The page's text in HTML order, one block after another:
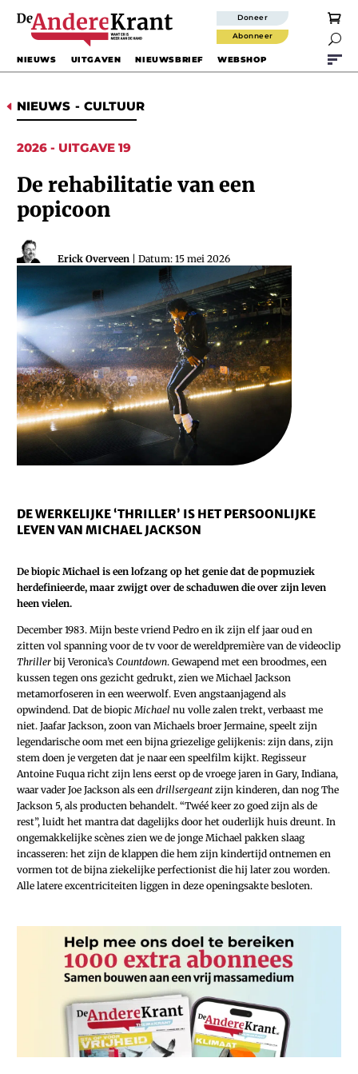
Doneer
Abonneer 
NIEUWS UITGAVEN NIEUWSBRIEF WEBSHOP
D NIEUWS - CULTUUR
2026 - UITGAVE 19
De rehabilitatie van een
popicoon
Erick Overveen | Datum: 15 mei 2026
DE WERKELIJKE ‘THRILLER’ IS HET PERSOONLIJKE
LEVEN VAN MICHAEL JACKSON
De biopic Michael is een lofzang op het genie dat de popmuziek
herdefinieerde, maar zwijgt over de schaduwen die over zijn leven
heen vielen.
December 1983. Mijn beste vriend Pedro en ik zijn elf jaar oud en
zitten vol spanning voor de tv voor de wereldpremière van de videoclip
Thriller bij Veronica’s Countdown. Gewapend met een broodmes, een
kussen tegen ons gezicht gedrukt, zien we Michael Jackson
metamorfoseren in een weerwolf. Even angstaanjagend als
opwindend. Dat de biopic Michael nu volle zalen trekt, verbaast me
niet. Jaafar Jackson, zoon van Michaels broer Jermaine, speelt zijn
legendarische oom met een bijna griezelige gelijkenis: zijn dans, zijn
stem doen je vergeten dat je naar een speelfilm kijkt. Regisseur
Antoine Fuqua richt zijn lens eerst op de vroege jaren in Gary, Indiana,
waar vader Joe Jackson als een drillsergeant zijn kinderen, dan nog The
Jackson 5, als producten behandelt. “Twéé keer zo goed zijn als de
rest”, luidt het mantra dat dagelijks door het ouderlijk huis dreunt. In
ongemakkelijke scènes zien we de jonge Michael pakken slaag
incasseren: het zijn de klappen die hem zijn kindertijd ontnemen en
vormen tot de bijna ziekelijke perfectionist die hij later zou worden.
Alle latere excentriciteiten liggen in deze openingsakte besloten.